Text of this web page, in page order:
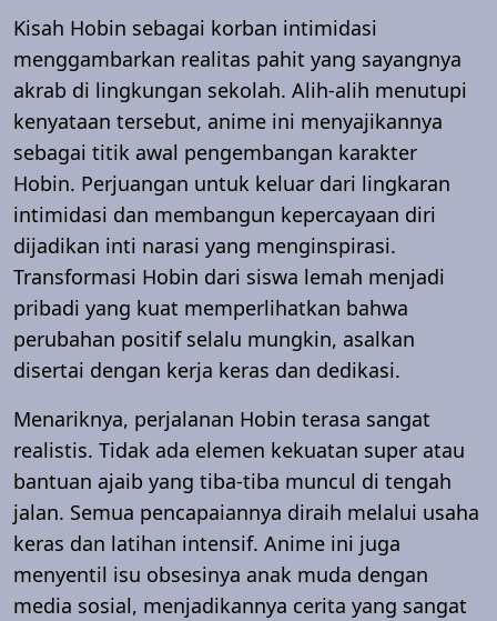
Kisah Hobin sebagai korban intimidasi
menggambarkan realitas pahit yang sayangnya
akrab di lingkungan sekolah. Alih-alih menutupi
kenyataan tersebut, anime ini menyajikannya
sebagai titik awal pengembangan karakter
Hobin. Perjuangan untuk keluar dari lingkaran
intimidasi dan membangun kepercayaan diri
dijadikan inti narasi yang menginspirasi.
Transformasi Hobin dari siswa lemah menjadi
pribadi yang kuat memperlihatkan bahwa
perubahan positif selalu mungkin, asalkan
disertai dengan kerja keras dan dedikasi.
Menariknya, perjalanan Hobin terasa sangat
realistis. Tidak ada elemen kekuatan super atau
bantuan ajaib yang tiba-tiba muncul di tengah
jalan. Semua pencapaiannya diraih melalui usaha
keras dan latihan intensif. Anime ini juga
menyentil isu obsesinya anak muda dengan
media sosial, menjadikannya cerita yang sangat